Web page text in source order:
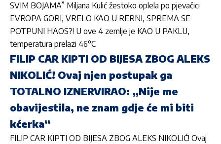
SVIM BOJAMA” Miljana Kulić žestoko oplela po pjevačici
EVROPA GORI, VRELO KAO U RERNI, SPREMA SE
POTPUNI HAOS?! U ove 4 zemlje je KAO U PAKLU,
temperatura prelazi 46°C
FILIP CAR KIPTI OD BIJESA ZBOG ALEKS
NIKOLIĆ! Ovaj njen postupak ga
TOTALNO IZNERVIRAO: „Nije me
obavijestila, ne znam gdje će mi biti
kćerka“
FILIP CAR KIPTI OD BIJESA ZBOG ALEKS NIKOLIĆ! Ovaj